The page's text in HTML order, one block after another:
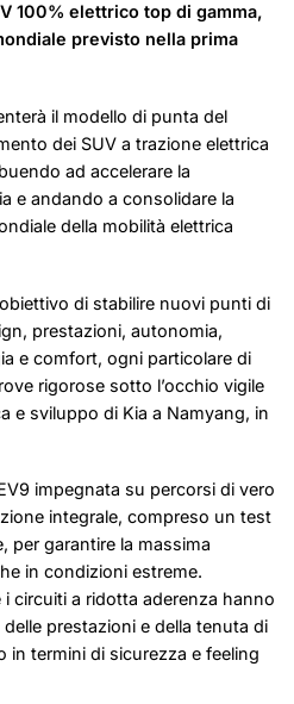
100% elettrico top di gamma,
previsto nella prima
il modello di punta del
dei SUV a trazione elettrica
ad accelerare la
e andando a consolidare la
della mobilità elettrica
di stabilire nuovi punti di
prestazioni, autonomia,
e comfort, ogni particolare di
rigorose sotto l’occhio vigile
e sviluppo di Kia a Namyang, in
impegnata su percorsi di vero
integrale, compreso un test
per garantire la massima
in condizioni estreme.
i circuiti a ridotta aderenza hanno
prestazioni e della tenuta di
in termini di sicurezza e feeling